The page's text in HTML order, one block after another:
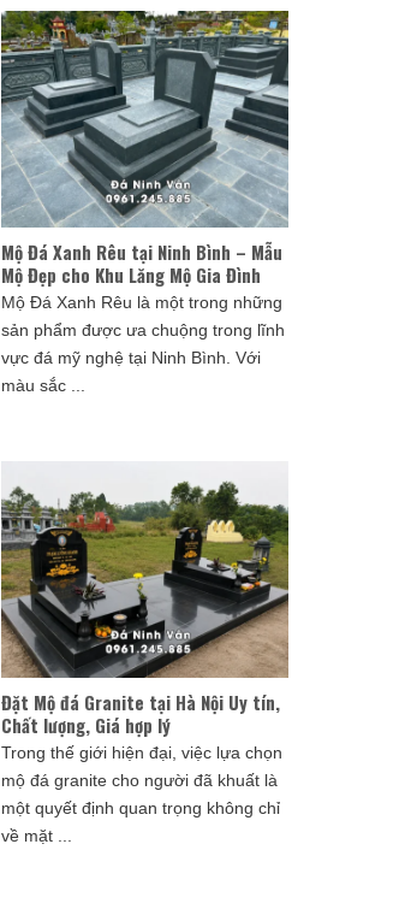
Mộ Đá Xanh Rêu tại Ninh Bình – Mẫu
Mộ Đẹp cho Khu Lăng Mộ Gia Đình
Mộ Đá Xanh Rêu là một trong những
sản phẩm được ưa chuộng trong lĩnh
vực đá mỹ nghệ tại Ninh Bình. Với
màu sắc ...
Đặt Mộ đá Granite tại Hà Nội Uy tín,
Chất lượng, Giá hợp lý
Trong thế giới hiện đại, việc lựa chọn
mộ đá granite cho người đã khuất là
một quyết định quan trọng không chỉ
về mặt ...